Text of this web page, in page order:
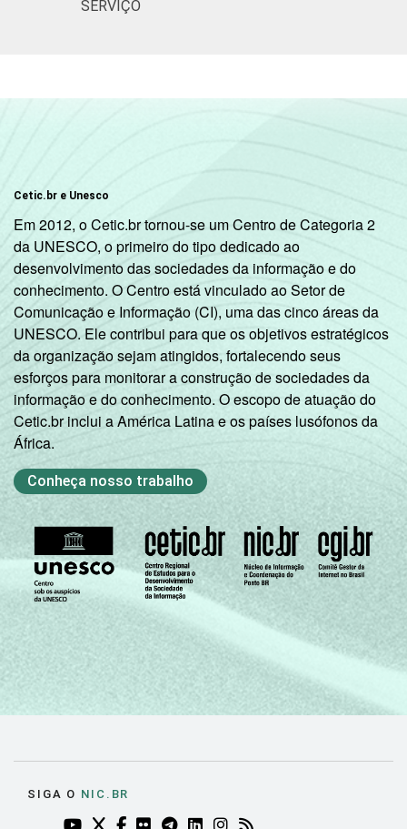
SERVIÇO
Cetic.br e Unesco
Em 2012, o Cetic.br tornou-se um Centro de Categoria 2
da UNESCO, o primeiro do tipo dedicado ao
desenvolvimento das sociedades da informação e do
conhecimento. O Centro está vinculado ao Setor de
Comunicação e Informação (CI), uma das cinco áreas da
UNESCO. Ele contribui para que os objetivos estratégicos
da organização sejam atingidos, fortalecendo seus
esforços para monitorar a construção de sociedades da
informação e do conhecimento. O escopo de atuação do
Cetic.br inclui a América Latina e os países lusófonos da
África.
Conheça nosso trabalho
SIGA O NIC.BR
YOUTUBE DO NIC.BR (ABRE EM NOVA ABA)
TWITTER DO NIC.BR (ABRE EM NOVA ABA)
FACEBOOK DO NIC.BR (ABRE EM NOVA
FLICKR DO NIC.BR (ABRE EM NOVA
TELEGRAM DO NIC.BR (ABRE EM
LINKEDIN DO NIC.BR (ABRE
INSTAGRAM DO NIC.BR
RSS DO NIC.BR (ABRE